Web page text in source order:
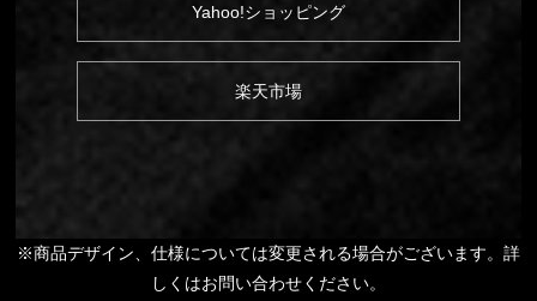
Yahoo!ショッピング
楽天市場
※商品デザイン、仕様については変更される場合がございます。詳
しくはお問い合わせください。